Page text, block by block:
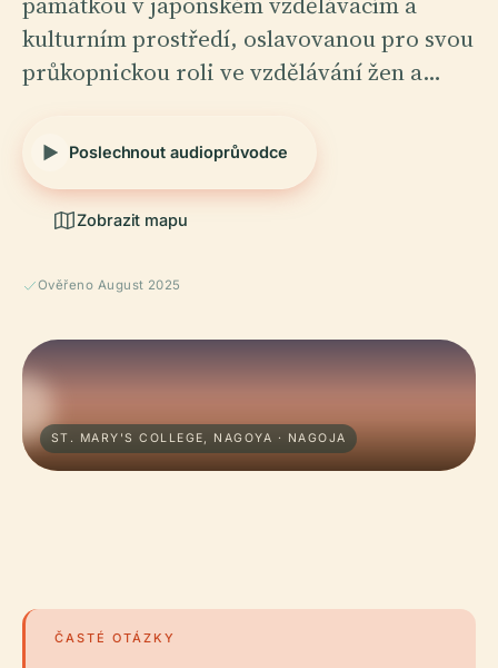
kulturním prostředí, oslavovanou pro svou
průkopnickou roli ve vzdělávání žen a…
Poslechnout audioprůvodce
Zobrazit mapu
Ověřeno August 2025
ST. MARY'S COLLEGE, NAGOYA · NAGOJA
ČASTÉ OTÁZKY